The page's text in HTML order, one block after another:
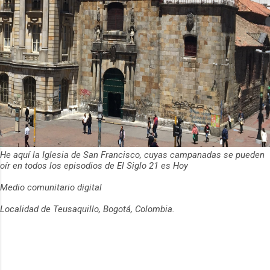
He aquí la Iglesia de San Francisco, cuyas campanadas se pueden
oír en todos los episodios de El Siglo 21 es Hoy
Medio comunitario digital
Localidad de Teusaquillo, Bogotá, Colombia.